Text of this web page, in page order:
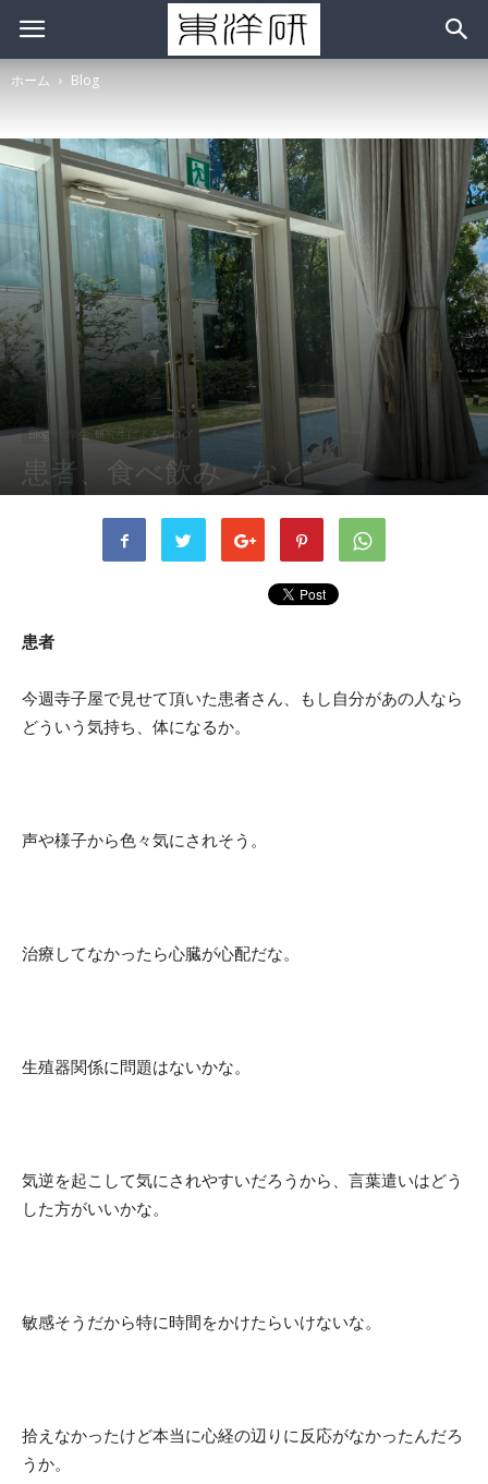
ホーム Blog
Blog 学生･研究生によるブログ
患者、食べ飲み など
患者
今週寺子屋で見せて頂いた患者さん、もし自分があの人なら
どういう気持ち、体になるか。
声や様子から色々気にされそう。
治療してなかったら心臓が心配だな。
生殖器関係に問題はないかな。
気逆を起こして気にされやすいだろうから、言葉遣いはどう
した方がいいかな。
敏感そうだから特に時間をかけたらいけないな。
拾えなかったけど本当に心経の辺りに反応がなかったんだろ
うか。